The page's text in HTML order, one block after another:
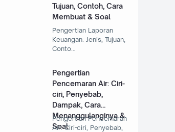
Tujuan, Contoh, Cara
Membuat & Soal
Pengertian Laporan
Keuangan: Jenis, Tujuan,
Conto…
Pengertian
Pencemaran Air: Ciri-
ciri, Penyebab,
Dampak, Cara
Menanggulanginya &
Soal
Pengertian Pencemaran
Air: Ciri-ciri, Penyebab,